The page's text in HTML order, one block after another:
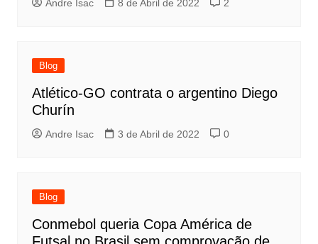
Andre Isac 8 de Abril de 2022 2
Blog
Atlético-GO contrata o argentino Diego
Churín
Andre Isac 3 de Abril de 2022 0
Blog
Conmebol queria Copa América de